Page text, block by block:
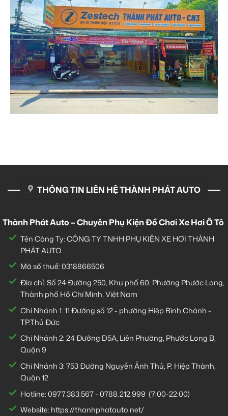
THÔNG TIN LIÊN HỆ THÀNH PHÁT AUTO
Thành Phát Auto – Chuyên Phụ Kiện Đồ Chơi Xe Hơi Ô Tô
Tên Công Ty: CÔNG TY TNHH PHỤ KIỆN XE HƠI THÀNH
PHÁT AUTO
Mã số thuế: 0318866506
Địa chỉ: Số 24 Đường 250, Khu phố 60, Phường Phước Long,
Thành phố Hồ Chí Minh, Việt Nam
Chi Nhánh 1:11 Đường số 12 - phường Hiệp Bình Chánh -
TP.Thủ Đức
Chi Nhánh 2:24 Đường D5A, Liên Phường, Phước Long B,
Quận 9
Chi Nhánh 3:753 Đường Nguyễn Ảnh Thủ, P. Hiệp Thành,
Quận 12
Hotline:0977.383.567-0788.212.999 (7:00-22:00)
Website: https://thanhphatauto.net/